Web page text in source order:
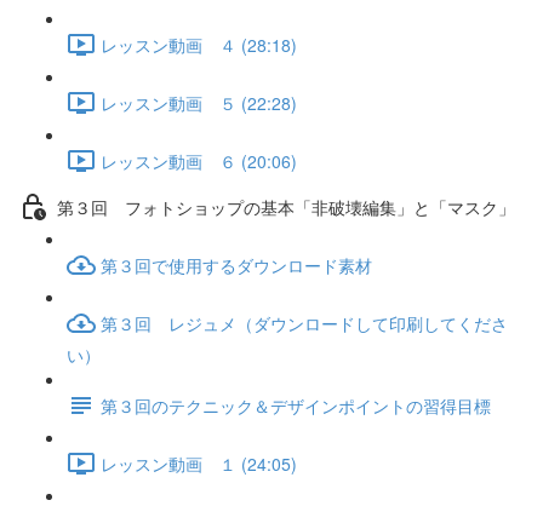
レッスン動画 ４ (28:18)
レッスン動画 ５ (22:28)
レッスン動画 ６ (20:06)
第３回 フォトショップの基本「非破壊編集」と「マスク」
第３回で使用するダウンロード素材
第３回 レジュメ（ダウンロードして印刷してくださ
い）
第３回のテクニック＆デザインポイントの習得目標
レッスン動画 １ (24:05)